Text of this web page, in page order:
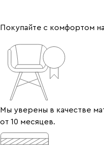
Покупайте с комфортом
Мы уверены в качестве
от 10 месяцев.